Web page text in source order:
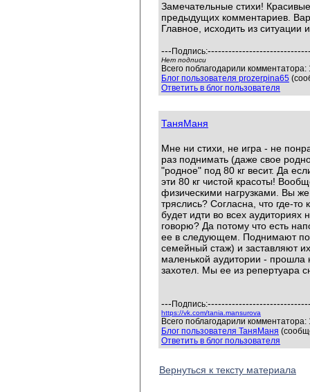
Замечательные стихи!
предыдущих комментариев.
Главное, исходить из
--- Подпись:
Нет подписи
Всего поблагодарили
Блог пользователя prozerpina65
Ответить в блог пользователя
ТаняМаня
Мне ни стихи, не игра - не
раз поднимать (даже свое
"родное" под 80 кг весит. Да
эти 80 кг чистой красоты!
физическими нагрузками. Вы
тряслись? Согласна, что где-
будет идти во всех
говорю? Да потому что есть
ее в следующем. Поднимают
семейный стаж) и заставляют
маленькой аудитории - прошла
захотел. Мы ее из репертуара
--- Подпись:
https://vk.com/tania.mansurova
Всего поблагодарили
Блог пользователя ТаняМаня
Ответить в блог пользователя
Вернуться к тексту материала